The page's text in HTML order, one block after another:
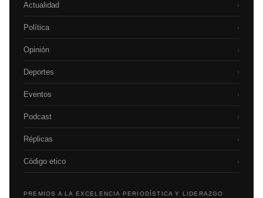
Actualidad ›
Política ›
Opinión ›
Deportes ›
Eventos ›
Podcast ›
Réplicas ›
Código etico ›
PREMIOS A LA EXCELENCIA PERIODÍSTICA Y LIDERAZGO